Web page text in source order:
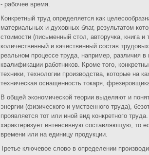
- рабочее время.
Конкретный труд определяется как
материальных и духовных благ, результатом
стоимости (письменный стол, авторучка, книга
количественный и качественный состав
реальном процессе труда, например, различия
квалификации работников. Кроме того,
техники, технологии производства, которые на
техническая оснащенность токаря,
В общей экономической теории выделяют и
энергии (физического и умственного труда),
проявляется тот или иной вид конкретного
характеризует интенсивную составляющую, то
времени или на единицу продукции.
Третье ключевое слово в определении